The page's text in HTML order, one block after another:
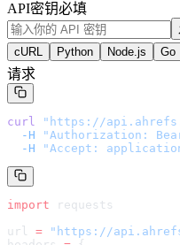
API密钥必填
cURL
Python Node.js Go
请求
curl " https://
  -H
"Authorization:
  -H
"Accept:
import requests
url = " https://